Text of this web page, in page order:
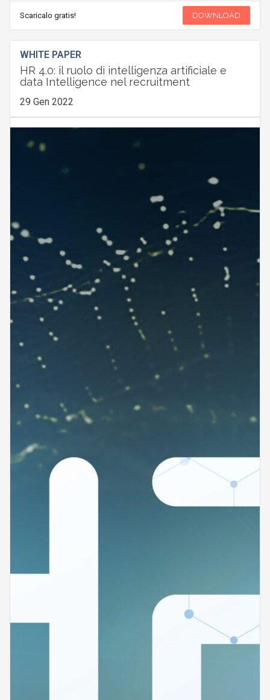
Scaricalo gratis! DOWNLOAD
WHITE PAPER
HR 4.0: il ruolo di intelligenza artificiale e
data Intelligence nel recruitment
29 Gen 2022